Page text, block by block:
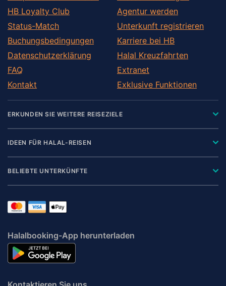
HB Loyalty Club
Status-Match
Buchungsbedingungen
Datenschutzerklärung
FAQ
Kontakt
Agentur werden
Unterkunft registrieren
Karriere bei HB
Halal Kreuzfahrten
Extranet
Exklusive Funktionen
ERKUNDEN SIE WEITERE REISEZIELE
IDEEN FÜR HALAL-REISEN
BELIEBTE UNTERKÜNFTE
Halalbooking-App herunterladen